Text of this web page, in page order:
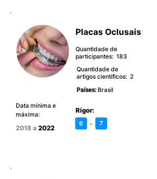
Placas Oclusais
Quantidade de
participantes: 183
Quantidade de
artigos científicos: 2
Países: Brasil
Data mínima e
máxima:
2018 a 2022
Rigor:
-